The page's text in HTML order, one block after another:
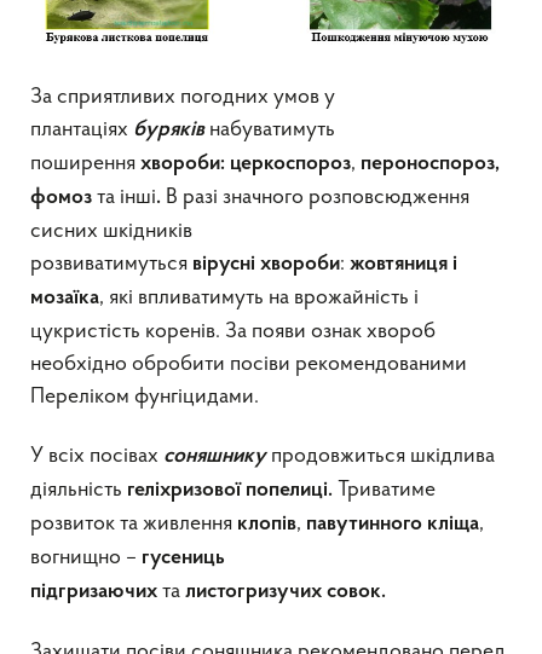
За сприятливих погодних умов у
плантаціях буряків набуватимуть
поширення хвороби: церкоспороз, пероноспороз,
фомоз та інші. В разі значного розповсюдження
сисних шкідників
розвиватимуться вірусні хвороби: жовтяниця і
мозаїка, які впливатимуть на врожайність і
цукристість коренів. За появи ознак хвороб
необхідно обробити посіви рекомендованими
Переліком фунгіцидами.
У всіх посівах соняшнику продовжиться шкідлива
діяльність геліхризової попелиці. Триватиме
розвиток та живлення клопів, павутинного кліща,
вогнищно – гусениць
підгризаючих та листогризучих совок.